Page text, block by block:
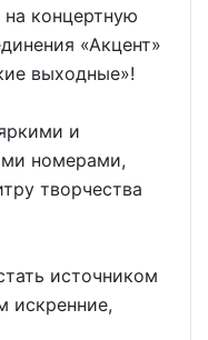
концертную
«Акцент»
выходные»!
и
номерами,
творчества
источником
искренние,